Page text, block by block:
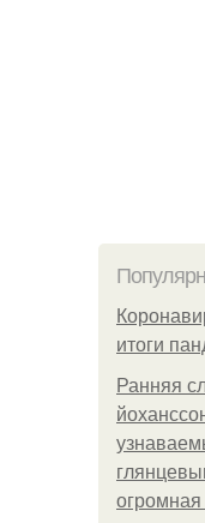
итоги
Ранняя
огромная